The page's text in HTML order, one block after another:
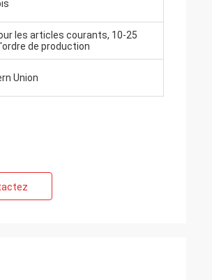
les articles courants, 10-25
de production
Union